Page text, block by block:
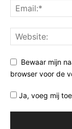
Bewaar mijn
browser voor de
Ja, voeg mij